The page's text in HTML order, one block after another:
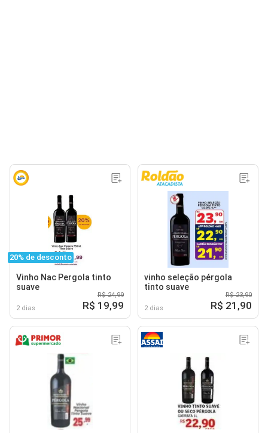
20% de desconto
Vinho Nac Pergola tinto
suave
2 dias
R$ 24,99
R$ 19,99
vinho seleção pérgola
tinto suave
2 dias
R$ 23,90
R$ 21,90